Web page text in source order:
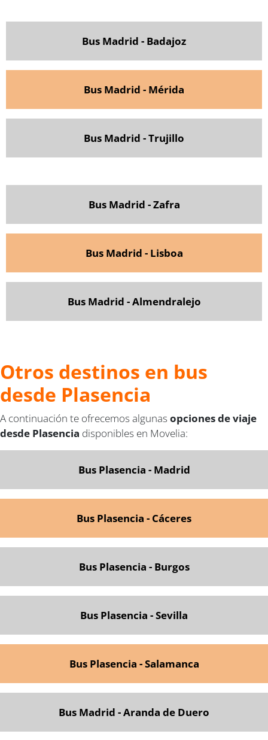
Bus Madrid - Badajoz
Bus Madrid - Mérida
Bus Madrid - Trujillo
Bus Madrid - Zafra
Bus Madrid - Lisboa
Bus Madrid - Almendralejo
Otros destinos en bus
desde Plasencia
A continuación te ofrecemos algunas opciones de viaje
desde Plasencia disponibles en Movelia:
Bus Plasencia - Madrid
Bus Plasencia - Cáceres
Bus Plasencia - Burgos
Bus Plasencia - Sevilla
Bus Plasencia - Salamanca
Bus Madrid - Aranda de Duero